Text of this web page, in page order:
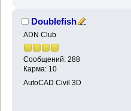
Doublefish
ADN Club
Сообщений: 288
Карма: 10
AutoCAD Civil 3D